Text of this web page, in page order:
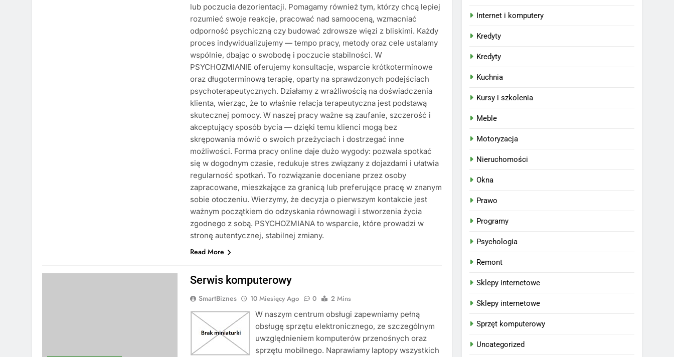
lub poczucia dezorientacji. Pomagamy również tym, którzy chcą lepiej
rozumieć swoje reakcje, pracować nad samooceną, wzmacniać
odporność psychiczną czy budować zdrowsze więzi z bliskimi. Każdy
proces indywidualizujemy — tempo pracy, metody oraz cele ustalamy
wspólnie, dbając o swobodę i poczucie stabilności. W
PSYCHOZMIANIE oferujemy konsultacje, wsparcie krótkoterminowe
oraz długoterminową terapię, oparty na sprawdzonych podejściach
psychoterapeutycznych. Działamy z wrażliwością na doświadczenia
klienta, wierząc, że to właśnie relacja terapeutyczna jest podstawą
skutecznej pomocy. W naszej pracy ważne są zaufanie, szczerość i
akceptujący sposób bycia — dzięki temu klienci mogą bez
skrępowania mówić o swoich przeżyciach i dostrzegać inne
możliwości. Forma pracy online daje dużo wygody: pozwala spotkać
się w dogodnym czasie, redukuje stres związany z dojazdami i ułatwia
regularność spotkań. To rozwiązanie doceniane przez osoby
zapracowane, mieszkające za granicą lub preferujące pracę w znanym
sobie otoczeniu. Wierzymy, że decyzja o pierwszym kontakcie jest
ważnym początkiem do odzyskania równowagi i stworzenia życia
zgodnego z sobą. PSYCHOZMIANA to wsparcie, które prowadzi w
stronę autentycznej, stabilnej zmiany.
Read More
Serwis komputerowy
SmartBiznes 10 Miesięcy Ago 0
2 Mins
W naszym centrum obsługi zapewniamy pełną
obsługę sprzętu elektronicznego, ze szczególnym
uwzględnieniem komputerów przenośnych oraz
sprzętu mobilnego. Naprawiamy laptopy wszystkich
Internet i komputery
Kredyty
Kredyty
Kuchnia
Kursy i szkolenia
Meble
Motoryzacja
Nieruchomości
Okna
Prawo
Programy
Psychologia
Remont
Sklepy internetowe
Sklepy internetowe
Sprzęt komputerowy
Uncategorized